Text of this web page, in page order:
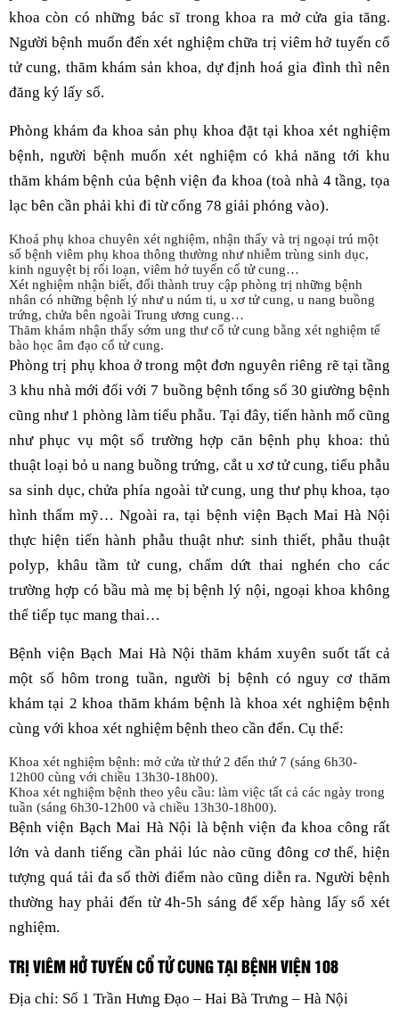
khoa còn có những bác sĩ trong khoa ra mở cửa gia tăng.
Người bệnh muốn đến xét nghiệm chữa trị viêm hở tuyến cổ
tử cung, thăm khám sản khoa, dự định hoá gia đình thì nên
đăng ký lấy số.
Phòng khám đa khoa sản phụ khoa đặt tại khoa xét nghiệm
bệnh, người bệnh muốn xét nghiệm có khả năng tới khu
thăm khám bệnh của bệnh viện đa khoa (toà nhà 4 tầng, tọa
lạc bên cần phải khi đi từ cổng 78 giải phóng vào).
Khoá phụ khoa chuyên xét nghiệm, nhận thấy và trị ngoại trú một
số bệnh viêm phụ khoa thông thường như nhiễm trùng sinh dục,
kinh nguyệt bị rối loạn, viêm hở tuyến cổ tử cung…
Xét nghiệm nhận biết, đổi thành truy cập phòng trị những bệnh
nhân có những bệnh lý như u núm ti, u xơ tử cung, u nang buồng
trứng, chửa bên ngoài Trung ương cung…
Thăm khám nhận thấy sớm ung thư cổ tử cung bằng xét nghiệm tế
bào học âm đạo cổ tử cung.
Phòng trị phụ khoa ở trong một đơn nguyên riêng rẽ tại tầng
3 khu nhà mới đối với 7 buồng bệnh tổng số 30 giường bệnh
cũng như 1 phòng làm tiểu phẫu. Tại đây, tiến hành mổ cũng
như phục vụ một số trường hợp căn bệnh phụ khoa: thủ
thuật loại bỏ u nang buồng trứng, cắt u xơ tử cung, tiểu phẫu
sa sinh dục, chửa phía ngoài tử cung, ung thư phụ khoa, tạo
hình thẩm mỹ… Ngoài ra, tại bệnh viện Bạch Mai Hà Nội
thực hiện tiến hành phẫu thuật như: sinh thiết, phẫu thuật
polyp, khâu tầm tử cung, chấm dứt thai nghén cho các
trường hợp có bầu mà mẹ bị bệnh lý nội, ngoại khoa không
thể tiếp tục mang thai…
Bệnh viện Bạch Mai Hà Nội thăm khám xuyên suốt tất cả
một số hôm trong tuần, người bị bệnh có nguy cơ thăm
khám tại 2 khoa thăm khám bệnh là khoa xét nghiệm bệnh
cùng với khoa xét nghiệm bệnh theo cần đến. Cụ thể:
Khoa xét nghiệm bệnh: mở cửa từ thứ 2 đến thứ 7 (sáng 6h30-
12h00 cùng với chiều 13h30-18h00).
Khoa xét nghiệm bệnh theo yêu cầu: làm việc tất cả các ngày trong
tuần (sáng 6h30-12h00 và chiều 13h30-18h00).
Bệnh viện Bạch Mai Hà Nội là bệnh viện đa khoa công rất
lớn và danh tiếng cần phải lúc nào cũng đông cơ thể, hiện
tượng quá tải đa số thời điểm nào cũng diễn ra. Người bệnh
thường hay phải đến từ 4h-5h sáng để xếp hàng lấy sổ xét
nghiệm.
TRỊ VIÊM HỞ TUYẾN CỔ TỬ CUNG TẠI BỆNH VIỆN 108
Địa chỉ: Số 1 Trần Hưng Đạo – Hai Bà Trưng – Hà Nội